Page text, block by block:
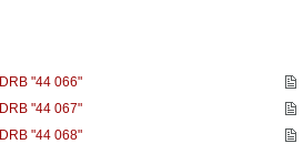
DRB "44 066"
DRB "44 067"
DRB "44 068"